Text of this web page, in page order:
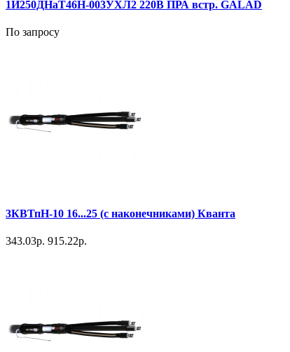
1И250ДНаТ46Н-003УХЛ2 220В ПРА встр. GALAD
По запросу
3КВТпН-10 16...25 (с наконечниками) Кванта
343.03р. 915.22р.